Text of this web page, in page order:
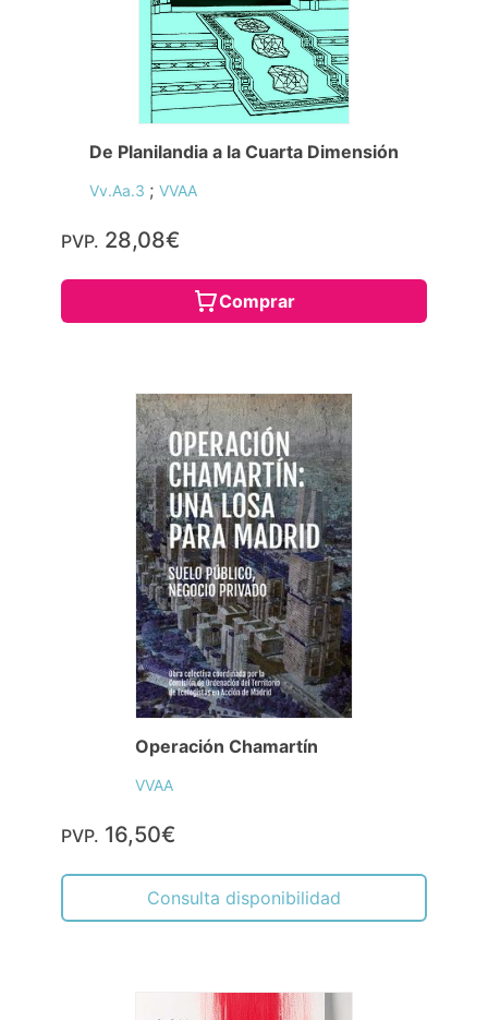
De Planilandia a la Cuarta Dimensión
Vv.Aa.3 ; VVAA
PVP. 28,08€
Comprar
Operación Chamartín
VVAA
PVP. 16,50€
Consulta disponibilidad